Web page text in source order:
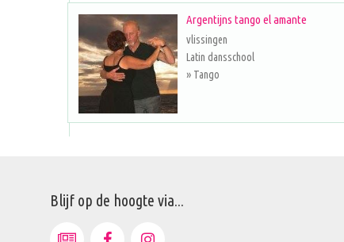
Argentijns tango el amante
vlissingen
Latin dansschool
» Tango
Blijf op de hoogte via...